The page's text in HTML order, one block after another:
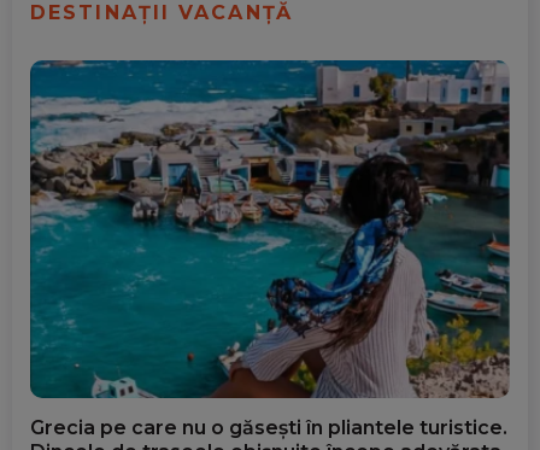
DESTINAȚII VACANȚĂ
Grecia pe care nu o găsești în pliantele turistice.